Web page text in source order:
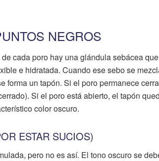
NEGROS
cada poro hay una glándula sebácea que
e hidratada. Cuando ese sebo se
forma un tapón. Si el poro permanece
Si el poro está abierto, el tapón
color oscuro.
ESTAR SUCIOS)
pero no es así. El tono oscuro se